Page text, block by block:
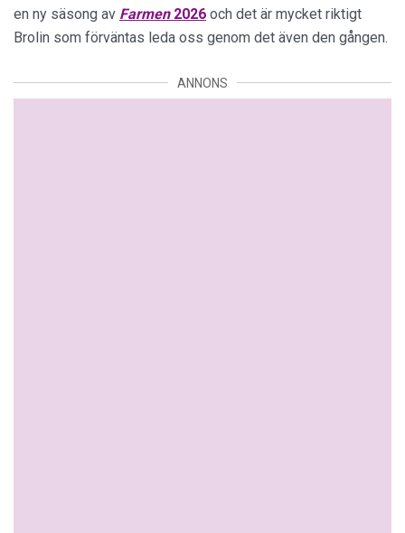
en ny säsong av Farmen 2026 och det är mycket riktigt
Brolin som förväntas leda oss genom det även den gången.
ANNONS